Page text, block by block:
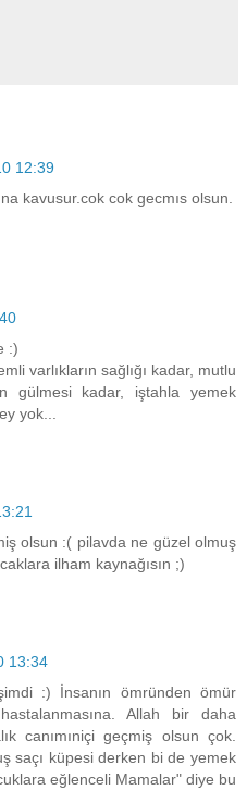
12:39
kavusur.cok cok gecmıs olsun.
:)
varlıkların sağlığı kadar, mutlu
gülmesi kadar, iştahla yemek
yok...
olsun :( pilavda ne güzel olmuş
ilham kaynağısın ;)
13:34
:) İnsanın ömründen ömür
Allah bir daha
canımıniçi geçmiş olsun çok.
saçı küpesi derken bi de yemek
eğlenceli Mamalar" diye bu